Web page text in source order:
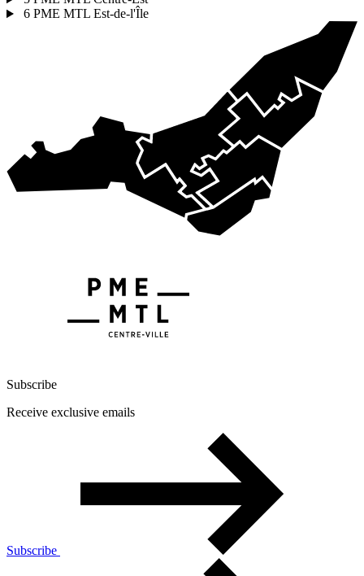
6 PME MTL Est-de-l'Île
Subscribe
Receive exclusive emails
Subscribe